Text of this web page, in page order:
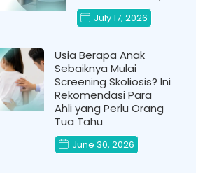
July 17, 2026
Usia Berapa Anak
Sebaiknya Mulai
Screening Skoliosis? Ini
Rekomendasi Para
Ahli yang Perlu Orang
Tua Tahu
June 30, 2026